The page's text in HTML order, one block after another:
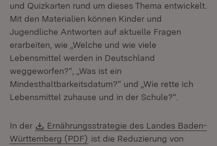
und Quizkarten rund um dieses Thema entwickelt.
Mit den Materialien können Kinder und
Jugendliche Antworten auf aktuelle Fragen
erarbeiten, wie „Welche und wie viele
Lebensmittel werden in Deutschland
weggeworfen?“, „Was ist ein
Mindesthaltbarkeitsdatum?“ und „Wie rette ich
Lebensmittel zuhause und in der Schule?“.
In der Download:
Ernährungsstrategie des Landes Baden-
Württemberg (PDF) (Öffnet in neuem Fenster)
ist die Reduzierung von